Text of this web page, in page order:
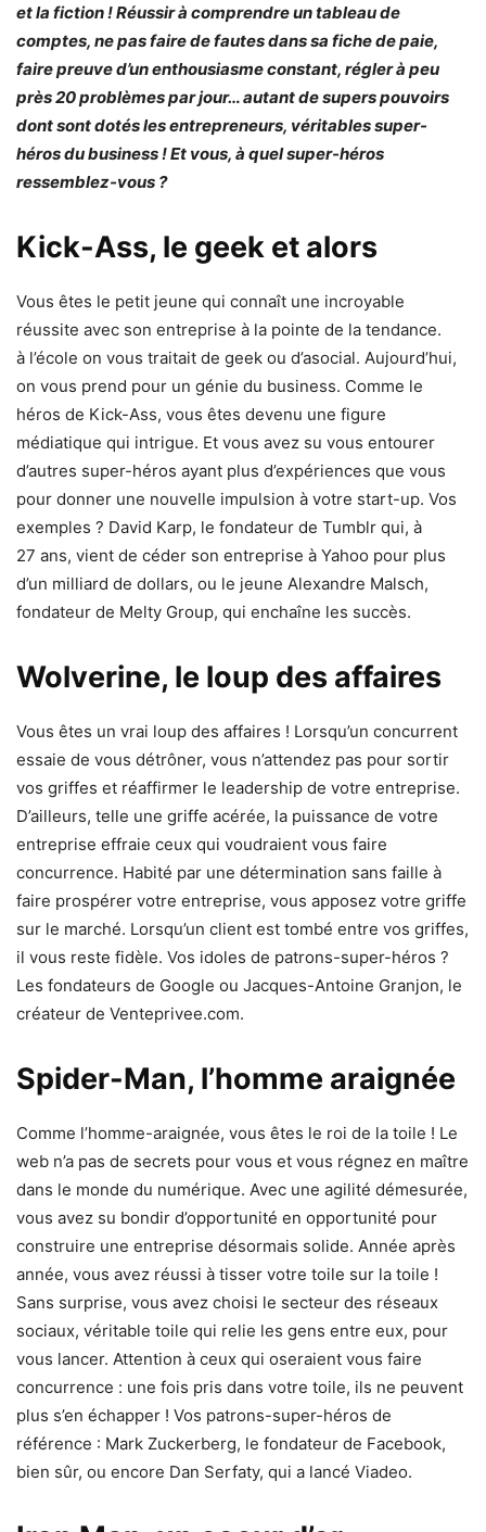
et la fiction ! Réussir à comprendre un tableau de
comptes, ne pas faire de fautes dans sa fiche de paie,
faire preuve d’un enthousiasme constant, régler à peu
près 20 problèmes par jour… autant de supers pouvoirs
dont sont dotés les entrepreneurs, véritables super-
héros du business ! Et vous, à quel super-héros
ressemblez-vous ?
Kick-Ass, le geek et alors
Vous êtes le petit jeune qui connaît une incroyable
réussite avec son entreprise à la pointe de la tendance.
à l’école on vous traitait de geek ou d’asocial. Aujourd’hui,
on vous prend pour un génie du business. Comme le
héros de Kick-Ass, vous êtes devenu une figure
médiatique qui intrigue. Et vous avez su vous entourer
d’autres super-héros ayant plus d’expériences que vous
pour donner une nouvelle impulsion à votre start-up. Vos
exemples ? David Karp, le fondateur de Tumblr qui, à
27 ans, vient de céder son entreprise à Yahoo pour plus
d’un milliard de dollars, ou le jeune Alexandre Malsch,
fondateur de Melty Group, qui enchaîne les succès.
Wolverine, le loup des affaires
Vous êtes un vrai loup des affaires ! Lorsqu’un concurrent
essaie de vous détrôner, vous n’attendez pas pour sortir
vos griffes et réaffirmer le leadership de votre entreprise.
D’ailleurs, telle une griffe acérée, la puissance de votre
entreprise effraie ceux qui voudraient vous faire
concurrence. Habité par une détermination sans faille à
faire prospérer votre entreprise, vous apposez votre griffe
sur le marché. Lorsqu’un client est tombé entre vos griffes,
il vous reste fidèle. Vos idoles de patrons-super-héros ?
Les fondateurs de Google ou Jacques-Antoine Granjon, le
créateur de Venteprivee.com.
Spider-Man, l’homme araignée
Comme l’homme-araignée, vous êtes le roi de la toile ! Le
web n’a pas de secrets pour vous et vous régnez en maître
dans le monde du numérique. Avec une agilité démesurée,
vous avez su bondir d’opportunité en opportunité pour
construire une entreprise désormais solide. Année après
année, vous avez réussi à tisser votre toile sur la toile !
Sans surprise, vous avez choisi le secteur des réseaux
sociaux, véritable toile qui relie les gens entre eux, pour
vous lancer. Attention à ceux qui oseraient vous faire
concurrence : une fois pris dans votre toile, ils ne peuvent
plus s’en échapper ! Vos patrons-super-héros de
référence : Mark Zuckerberg, le fondateur de Facebook,
bien sûr, ou encore Dan Serfaty, qui a lancé Viadeo.